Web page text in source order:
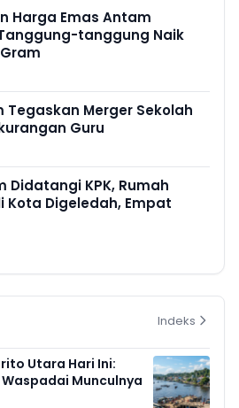
Harga Emas Antam
tanggung Naik
Tegaskan Merger Sekolah
Guru
Didatangi KPK, Rumah
Kota Digeledah, Empat
Indeks
Utara Hari Ini:
Munculnya